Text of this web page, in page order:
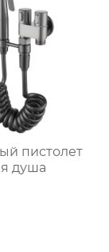
пистолет
душа